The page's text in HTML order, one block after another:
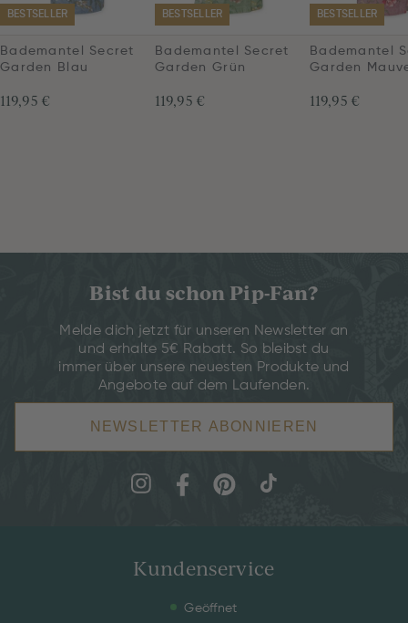
BESTSELLER
Bademantel Secret
Garden Blau
119,95 €
BESTSELLER
Bademantel Secret
Garden Grün
119,95 €
BESTSELLER
Bademantel
Garden
119,95 €
Bist du schon Pip-Fan?
Melde dich jetzt für unseren Newsletter an
und erhalte 5€ Rabatt. So bleibst du
immer über unsere neuesten Produkte und
Angebote auf dem Laufenden.
NEWSLETTER ABONNIEREN
Kundenservice
Geöffnet